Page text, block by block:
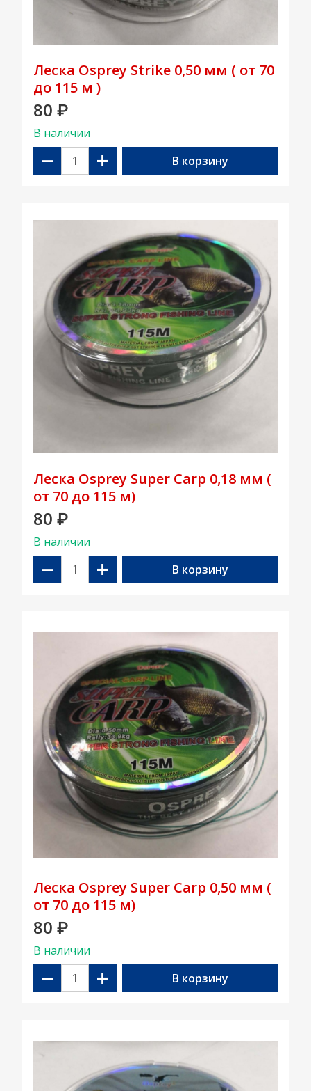
Леска Osprey Strike 0,50 мм ( от 70
до 115 м )
80 ₽
В наличии
− + В корзину
Леска Osprey Super Carp 0,18 мм (
от 70 до 115 м)
80 ₽
В наличии
− + В корзину
Леска Osprey Super Carp 0,50 мм (
от 70 до 115 м)
80 ₽
В наличии
− + В корзину